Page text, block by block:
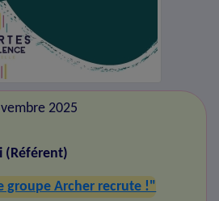
2025
(Référent)
groupe Archer recrute !"